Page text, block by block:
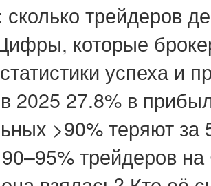
трейдеров
которые
успеха и
2025 27.8% в
>90% теряют за
трейдеров